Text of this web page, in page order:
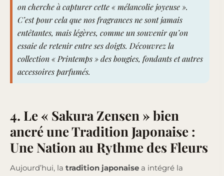
on cherche à capturer cette « mélancolie joyeuse ».
C’est pour cela que nos fragrances ne sont jamais
entêtantes, mais légères, comme un souvenir qu’on
essaie de retenir entre ses doigts. Découvrezla
collection « Printemps » des bougies, fondants et autres
accessoires parfumés.
4. Le « Sakura Zensen » bien
ancré une Tradition Japonaise :
Une Nation au Rythme des Fleurs
Aujourd’hui, la tradition japonaise a intégré la